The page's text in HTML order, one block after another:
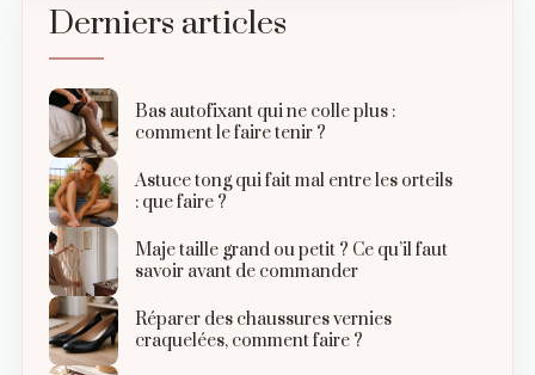
Derniers articles
Bas autofixant qui ne colle plus :
comment le faire tenir ?
Astuce tong qui fait mal entre les orteils
: que faire ?
Maje taille grand ou petit ? Ce qu’il faut
savoir avant de commander
Réparer des chaussures vernies
craquelées, comment faire ?